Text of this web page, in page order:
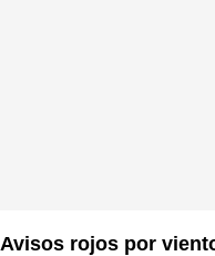
Avisos rojos por